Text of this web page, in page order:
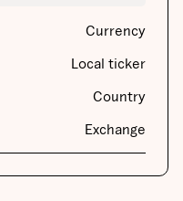
Currency
Local ticker
Country
Exchange